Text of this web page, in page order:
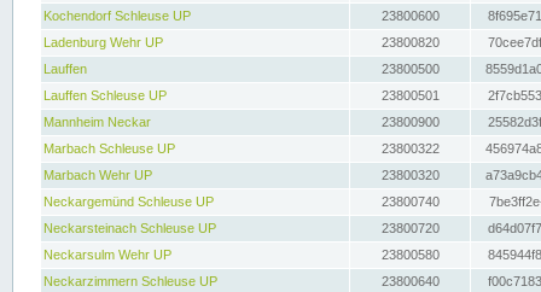
Kochendorf Schleuse UP
23800600
Ladenburg Wehr UP
23800820
Lauffen
23800500
Lauffen Schleuse UP
23800501
Mannheim Neckar
23800900
Marbach Schleuse UP
23800322
Marbach Wehr UP
23800320
Neckargemünd Schleuse UP
23800740
Neckarsteinach Schleuse UP
23800720
Neckarsulm Wehr UP
23800580
Neckarzimmern Schleuse UP
23800640